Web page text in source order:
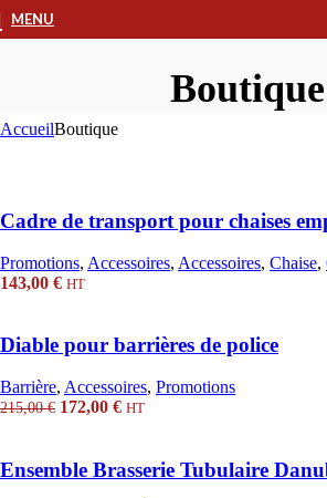
MENU
Boutique
AccueilBoutique
Cadre de transport pour chaises
Promotions, Accessoires, Accessoires, Chaise,
143,00 € HT
Diable pour barrières de police
Barrière, Accessoires, Promotions
215,00€ Le
était :
215,00 €.
172,00 €Le
est :
172,00 €.
HT
Ensemble Brasserie Tubulaire